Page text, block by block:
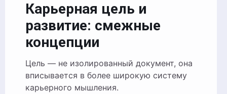
Карьерная цель и
развитие: смежные
концепции
Цель — не изолированный документ, она
вписывается в более широкую систему
карьерного мышления.